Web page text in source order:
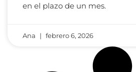
en el plazo de un mes.
Ana febrero 6, 2026